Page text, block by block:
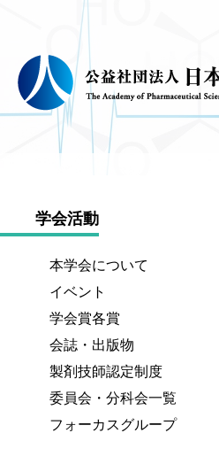
へ
学会活動
本学会について
執
部
会
長
ッ
セ
イベント
開
中
／
開
催
予
学会賞各賞
公
案
内
薬
会誌・出版物
学
誌
「薬
製剤技師認定制度
認
製
委員会・分科会一覧
国
フォーカスグループ